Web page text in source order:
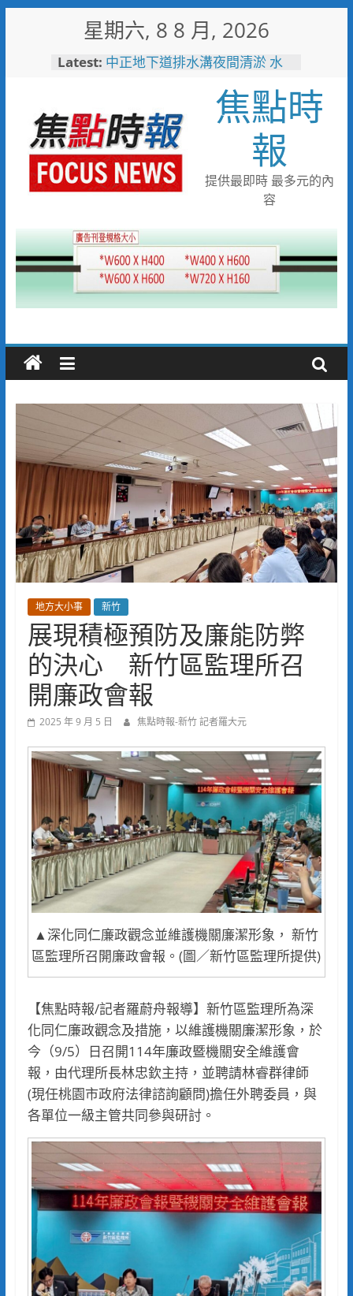
星期六, 8 8 月, 2026
Latest: 中正地下道排水溝夜間清淤 水
台中市技職教育再攀高峰！ 全
國技能競賽勇奪23面獎牌
日本花藝大師梅垣稔抵台交流
「花見日和」展現台日花藝文化
魅力 8月8日精彩展演登場
彰化縣長參選人魏平政彰化造
勢 喊福利超越六都承接王惠美
4輛高規格救護車 首配全自動
電動擔架床
焦點時
報
提供最即時 最多元的內
容
地方大小事 新竹
展現積極預防及廉能防弊
的決心 新竹區監理所召
開廉政會報
2025 年 9 月 5 日 焦點時報-新竹 記者羅大元
▲深化同仁廉政觀念並維護機關廉潔形象， 新竹
區監理所召開廉政會報。(圖／新竹區監理所提供)
【焦點時報/記者羅蔚舟報導】新竹區監理所為深
化同仁廉政觀念及措施，以維護機關廉潔形象，於
今（9/5）日召開114年廉政暨機關安全維護會
報，由代理所長林忠欽主持，並聘請林睿群律師
(現任桃園市政府法律諮詢顧問)擔任外聘委員，與
各單位一級主管共同參與研討。